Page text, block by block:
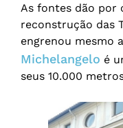
As fontes dão por
reconstrução das
engrenou mesmo
Michelangelo é
seus 10.000